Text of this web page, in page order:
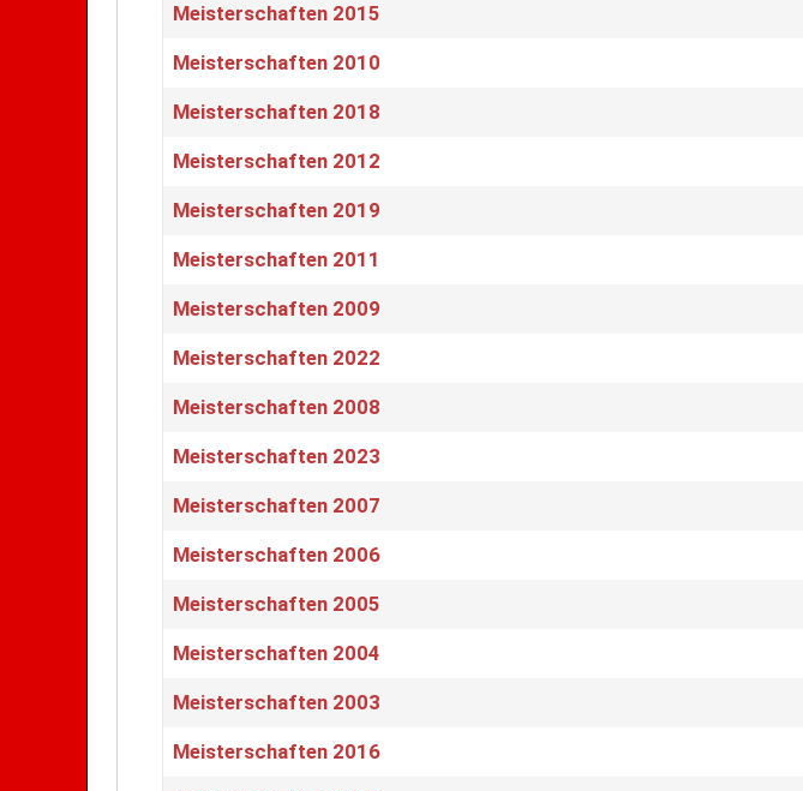
Meisterschaften 2015
Meisterschaften 2010
Meisterschaften 2018
Meisterschaften 2012
Meisterschaften 2019
Meisterschaften 2011
Meisterschaften 2009
Meisterschaften 2022
Meisterschaften 2008
Meisterschaften 2023
Meisterschaften 2007
Meisterschaften 2006
Meisterschaften 2005
Meisterschaften 2004
Meisterschaften 2003
Meisterschaften 2016